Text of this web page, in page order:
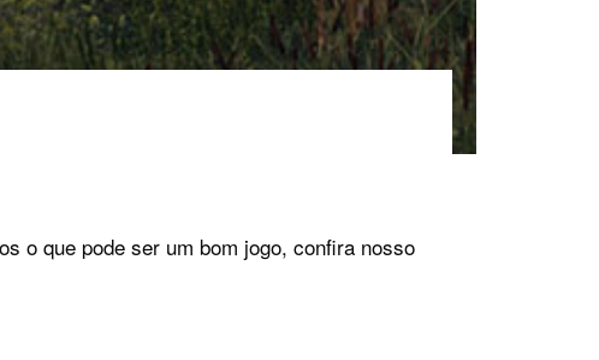
o que pode ser um bom jogo, confira nosso